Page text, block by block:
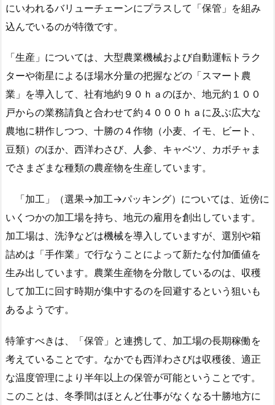
にいわれるバリューチェーンにプラスして「保管」を組み
込んでいるのが特徴です。
「生産」については、大型農業機械および自動運転トラク
ターや衛星によるほ場水分量の把握などの「スマート農
業」を導入して、社有地約９０ｈａのほか、地元約１００
戸からの業務請負と合わせて約４０００ｈａに及ぶ広大な
農地に耕作しつつ、十勝の４作物（小麦、イモ、ビート、
豆類）のほか、西洋わさび、人参、キャベツ、カボチャま
でさまざまな種類の農産物を生産しています。
「加工」（選果→加工→パッキング）については、近傍に
いくつかの加工場を持ち、地元の雇用を創出しています。
加工場は、洗浄などは機械を導入していますが、選別や箱
詰めは「手作業」で行なうことによって新たな付加価値を
生み出しています。農業生産物を分散しているのは、収穫
して加工に回す時期が集中するのを回避するという狙いも
あるようです。
特筆すべきは、「保管」と連携して、加工場の長期稼働を
考えていることです。なかでも西洋わさびは収穫後、適正
な温度管理により半年以上の保管が可能ということです。
このことは、冬季間はほとんど仕事がなくなる十勝地方に